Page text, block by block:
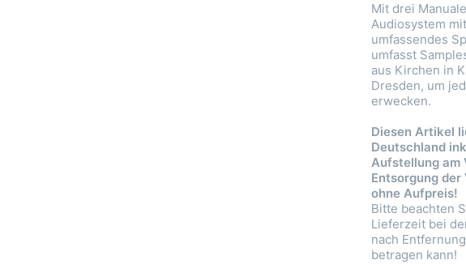
Mit drei
Audiosystem
umfassendes
umfasst
aus Kirchen in
Dresden, um
erwecken.
Diesen Artikel
Deutschland
Aufstellung am
Entsorgung
ohne Aufpreis!
Bitte beachten
Lieferzeit bei
nach
betragen kann!